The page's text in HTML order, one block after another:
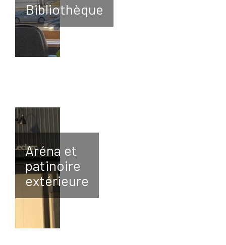
Bibliothèque
Aréna et
patinoire
extérieure